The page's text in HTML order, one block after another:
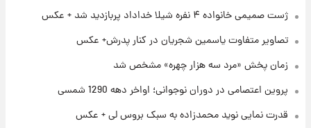
قدرت‌نمایی نظامی چین؛ بمب‌افکن حامل موشک
۲۳ ساعت پیش
کرد
ژست صمیمی خانواده ۴ نفره شیلا خداداد پربازدید شد + عکس
تصاویر متفاوت یاسمین شجریان در کنار پدرش+ عکس
زمان پخش «مرد سه هزار چهره» مشخص شد
پروین اعتصامی در دوران نوجوانی؛ اواخر دهه 1290 شمسی
قدرت نمایی نوید محمدزاده به سبک بروس لی + عکس